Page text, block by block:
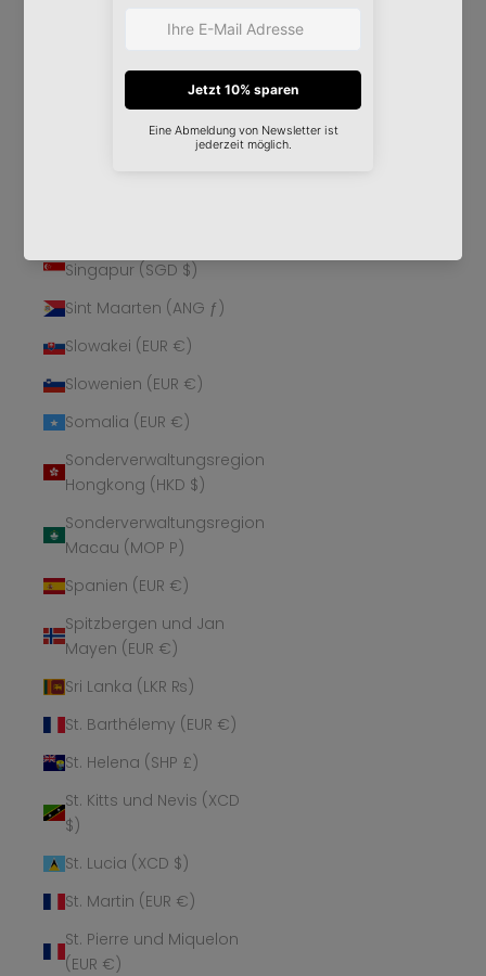
Schweiz (CHF CHF)
Senegal (XOF Fr)
Seychellen (EUR €)
Singapur (SGD $)
Sint Maarten (ANG ƒ)
Slowakei (EUR €)
Slowenien (EUR €)
Somalia (EUR €)
Sonderverwaltungsregion
Hongkong (HKD $)
Sonderverwaltungsregion
Macau (MOP P)
Spanien (EUR €)
Spitzbergen und Jan
Mayen (EUR €)
Sri Lanka (LKR ₨)
St. Barthélemy (EUR €)
St. Helena (SHP £)
St. Kitts und Nevis (XCD
$)
St. Lucia (XCD $)
St. Martin (EUR €)
St. Pierre und Miquelon
(EUR €)